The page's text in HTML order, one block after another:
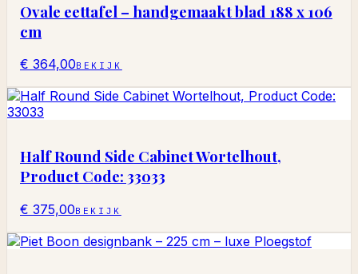
Ovale eettafel – handgemaakt blad 188 x 106
cm
€ 364,00BEKIJK
Half Round Side Cabinet Wortelhout,
Product Code: 33033
€ 375,00BEKIJK